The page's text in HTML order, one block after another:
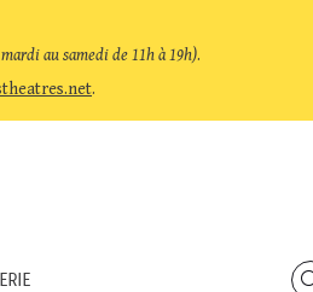
au samedi de 11h à 19h).
.